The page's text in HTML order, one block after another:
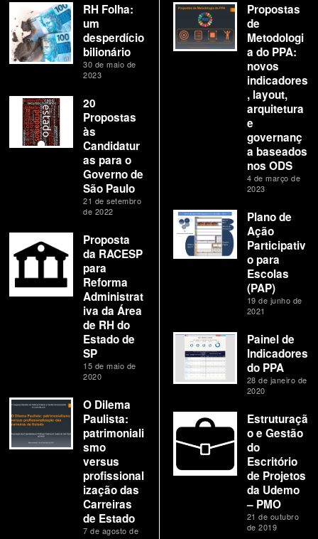
RH Folha:
um
desperdício
bilionário
30 de maio de
2023
20
Propostas
às
Candidatur
as para o
Governo de
São Paulo
21 de setembro
de 2022
Proposta
da RACESP
para
Reforma
Administrat
iva da Área
de RH do
Estado de
SP
15 de maio de
2020
O Dilema
Paulista:
patrimoniali
smo
versus
profissional
ização das
Carreiras
de Estado
7 de agosto de
Propostas
de
Metodologi
a do PPA:
novos
indicadores
, layout,
arquitetura
e
governanç
a baseados
nos ODS
4 de março de
2023
Plano de
Ação
Participativ
o para
Escolas
(PAP)
19 de junho de
2021
Painel de
Indicadores
do PPA
28 de janeiro de
2020
Estruturaçã
o e Gestão
do
Escritório
de Projetos
da Udemo
– PMO
21 de outubro
de 2019